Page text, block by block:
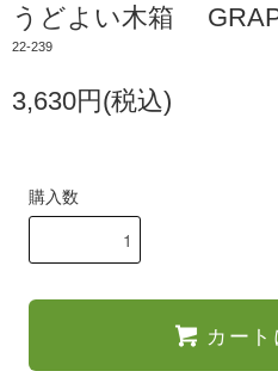
うどよい木箱
22-239
3,630円(税込)
購入数
カー